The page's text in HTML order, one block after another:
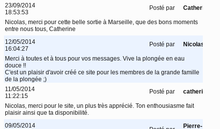
23/09/2014
18:53:53
Posté par Catherine
Nicolas, merci pour cette belle sortie à Marseille, que des bons moments
entre nous tous, Catherine
12/05/2014
16:04:27
Posté par Nicolas
Merci à toutes et à tous pour vos messages. Vive la plongée en eau
douce !!
C'est un plaisir d'avoir créé ce site pour les membres de la grande famille
de la plongée ;)
11/05/2014
11:22:15
Posté par catherine
Nicolas, merci pour le site, un plus très apprécié. Ton enthousiasme fait
plaisir ainsi que ta disponibilité.
09/05/2014
Pierre-